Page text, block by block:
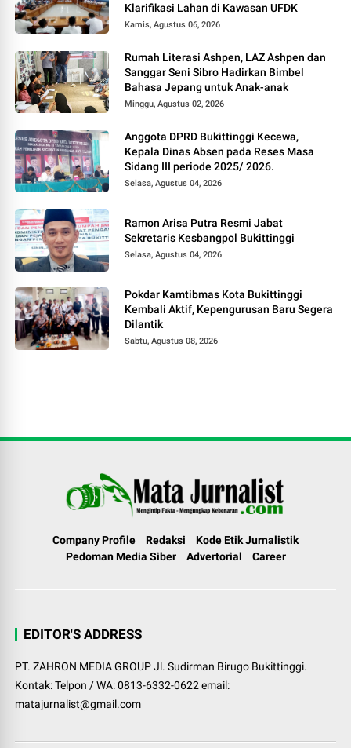
Klarifikasi Lahan di Kawasan UFDK
Kamis, Agustus 06, 2026
Rumah Literasi Ashpen, LAZ Ashpen dan
Sanggar Seni Sibro Hadirkan Bimbel
Bahasa Jepang untuk Anak-anak
Minggu, Agustus 02, 2026
Anggota DPRD Bukittinggi Kecewa,
Kepala Dinas Absen pada Reses Masa
Sidang III periode 2025/ 2026.
Selasa, Agustus 04, 2026
Ramon Arisa Putra Resmi Jabat
Sekretaris Kesbangpol Bukittinggi
Selasa, Agustus 04, 2026
Pokdar Kamtibmas Kota Bukittinggi
Kembali Aktif, Kepengurusan Baru Segera
Dilantik
Sabtu, Agustus 08, 2026
Company Profile Redaksi
Kode Etik Jurnalistik
Pedoman Media Siber
Advertorial Career
EDITOR'S ADDRESS
PT. ZAHRON MEDIA GROUP Jl. Sudirman Birugo Bukittinggi.
Kontak: Telpon / WA: 0813-6332-0622 email:
matajurnalist@gmail.com